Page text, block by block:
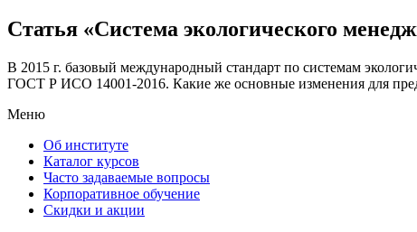
Статья «Система экологического
В 2015 г. базовый международный стандарт по системам
ГОСТ Р ИСО 14001-2016. Какие же основные изменения для
Меню
Об институте
Каталог курсов
Часто задаваемые вопросы
Корпоративное обучение
Скидки и акции